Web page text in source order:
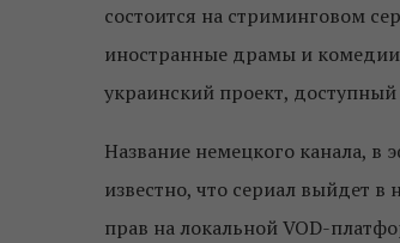
состоится на стриминговом
иностранные драмы и
украинский проект,
Название немецкого канала, в
известно, что сериал выйдет
прав на локальной VOD-